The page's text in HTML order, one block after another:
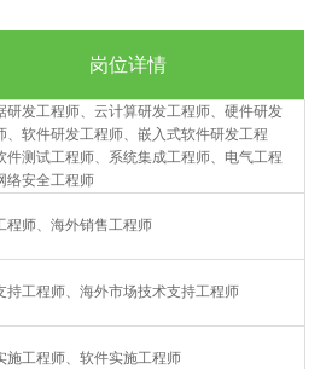
岗位详情
研发工程师、云计算研发工程师、硬件研发
、软件研发工程师、嵌入式软件研发工程
件测试工程师、系统集成工程师、电气工程
络安全工程师
程师、海外销售工程师
持工程师、海外市场技术支持工程师
施工程师、软件实施工程师